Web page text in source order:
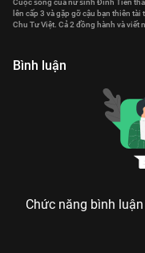
lên cấp 3 và gặp gỡ cậu bạn thiên tài
Chu Tư Việt. Cả 2 đồng hành và viết
Bình luận
Chức năng bình